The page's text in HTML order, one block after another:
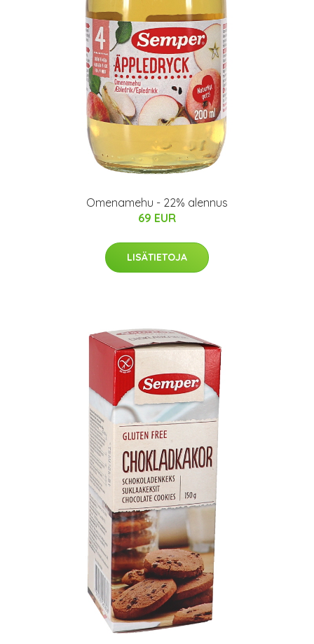
Omenamehu - 22% alennus
69 EUR
LISÄTIETOJA